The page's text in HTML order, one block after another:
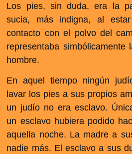
Los pies, sin duda, era la
sucia, más indigna, al estar
contacto con el polvo del
representaba simbólicamente
hombre.
En aquel tiempo ningún
lavar los pies a sus propios
un judío no era esclavo.
un esclavo hubiera podido
aquella noche. La madre a
nadie más. El esclavo a sus